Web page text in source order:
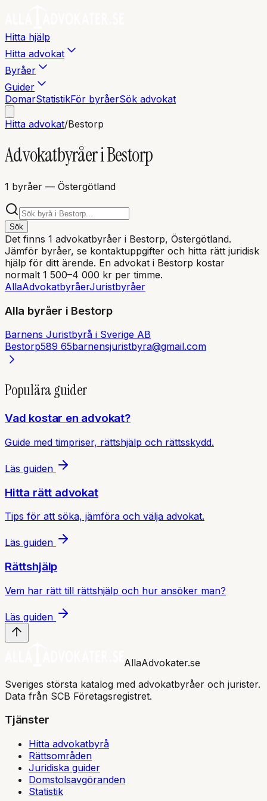
Hitta hjälp
Hitta advokat
Byråer
Guider
DomarStatistikFör byråerSök advokat
Hitta advokat/Bestorp
Advokatbyråer iBestorp
1 byråer — Östergötland
Sök
Det finns 1 advokatbyråer i Bestorp, Östergötland.
Jämför byråer, se kontaktuppgifter och hitta rätt juridisk
hjälp för ditt ärende. En advokat i Bestorp kostar
normalt 1 500–4 000 kr per timme.
AllaAdvokatbyråerJuristbyråer
Alla byråer i Bestorp
Barnens Juristbyrå i Sverige AB
Bestorp589 65barnensjuristbyra@gmail.com
Populära guider
Vad kostar en advokat?
Guide med timpriser, rättshjälp och rättsskydd.
Läs guiden
Hitta rätt advokat
Tips för att söka, jämföra och välja advokat.
Läs guiden
Rättshjälp
Vem har rätt till rättshjälp och hur ansöker man?
Läs guiden
AllaAdvokater.se
Sveriges största katalog med advokatbyråer och jurister.
Data från SCB Företagsregistret.
Tjänster
Hitta advokatbyrå
Rättsområden
Juridiska guider
Domstolsavgöranden
Statistik